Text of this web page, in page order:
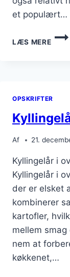
et populært…
LÆS MEREI
SMØR
OPSKRIFTER
Af 21.
Kyllingelår i
Kyllingelår i
der er elsket
kombinerer
kartofler,
mellem
nem at
køkkenet,…